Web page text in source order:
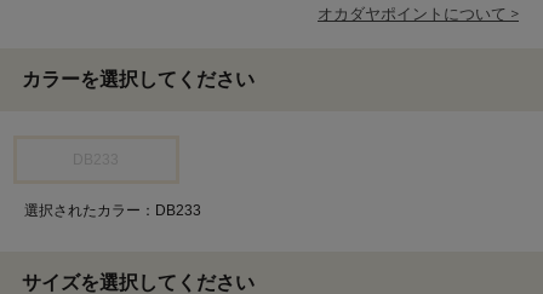
オカダヤポイントについて >
カラーを選択してください
選択されたカラー：DB233
サイズを選択してください